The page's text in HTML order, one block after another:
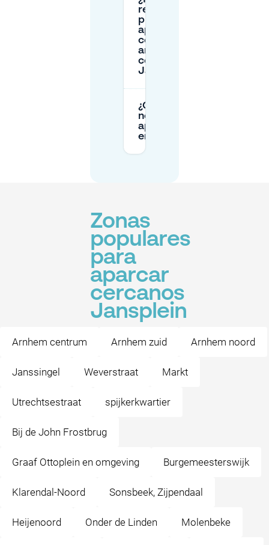
reservar una
plaza de
aparcamiento
con
antelación
cerca de
Jansplein?
¿Qué hago si
no encuentro
aparcamiento
en Jansplein?
Zonas
populares
para
aparcar
cercanos
Jansplein
Arnhem centrum Arnhem zuid Arnhem noord
Janssingel Weverstraat Markt
Utrechtsestraat spijkerkwartier
Bij de John Frostbrug
Graaf Ottoplein en omgeving Burgemeesterswijk
Klarendal-Noord Sonsbeek, Zijpendaal
Heijenoord Onder de Linden Molenbeke